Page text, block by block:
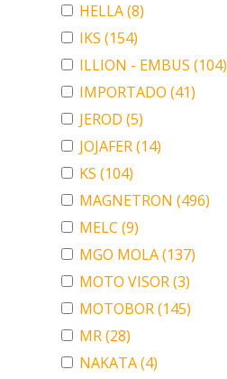
HELLA(8)
IKS (154)
ILLION - EMBUS (104)
IMPORTADO (41)
JEROD (5)
JOJAFER(14)
KS (104)
MAGNETRON (496)
MELC (9)
MGO MOLA(137)
MOTO VISOR(3)
MOTOBOR(145)
MR(28)
NAKATA(4)